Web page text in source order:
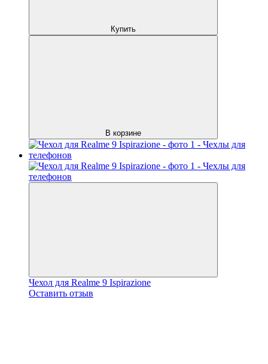
Купить
В корзине
Чехол для Realme 9 Ispirazione
Оставить отзыв